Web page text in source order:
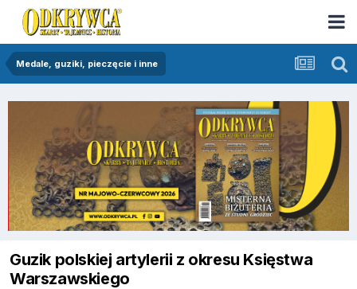
Medale, guziki, pieczęcie i inne
Guzik polskiej artylerii z okresu Księstwa
Warszawskiego